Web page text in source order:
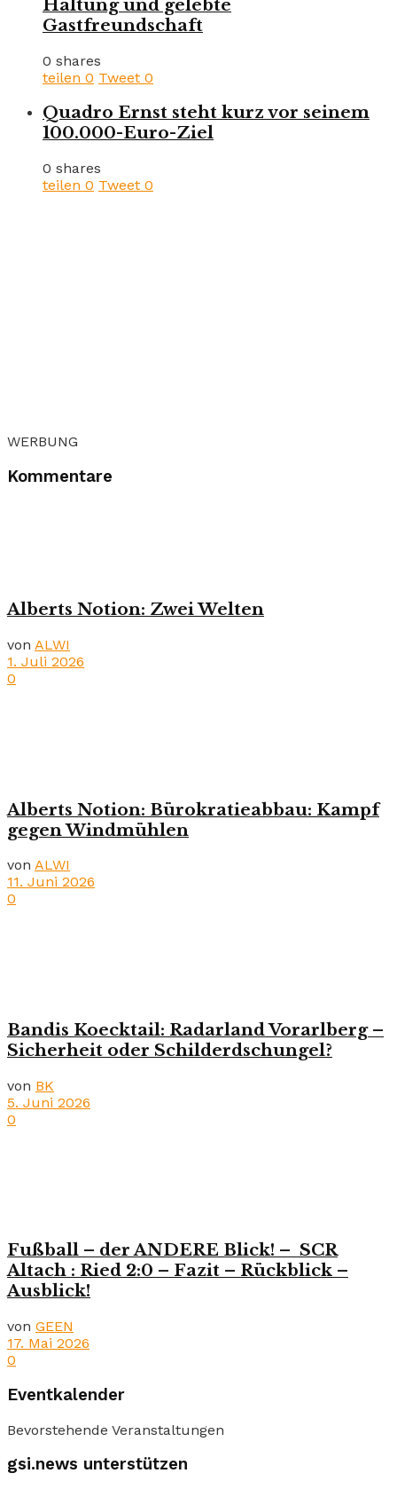
Haltung und gelebte
Gastfreundschaft
0 shares
teilen 0 Tweet 0
Quadro Ernst steht kurz vor seinem
100.000-Euro-Ziel
0 shares
teilen 0 Tweet 0
WERBUNG
Kommentare
Alberts Notion: Zwei Welten
von ALWI
1. Juli 2026
0
Alberts Notion: Bürokratieabbau: Kampf
gegen Windmühlen
von ALWI
11. Juni 2026
0
Bandis Koecktail: Radarland Vorarlberg –
Sicherheit oder Schilderdschungel?
von BK
5. Juni 2026
0
Fußball – der ANDERE Blick! – SCR
Altach : Ried 2:0 – Fazit – Rückblick –
Ausblick!
von GEEN
17. Mai 2026
0
Eventkalender
Bevorstehende Veranstaltungen
gsi.news unterstützen